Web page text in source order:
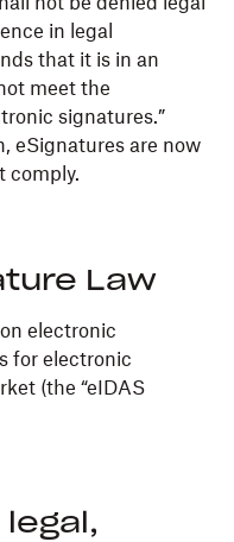
in legal
that it is in an
meet the
signatures.”
eSignatures are now
comply.
Law
on electronic
for electronic
(the “eIDAS